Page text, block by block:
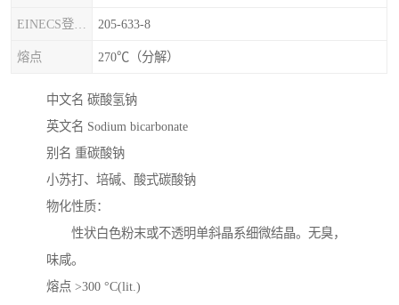
205-633-8
熔点 270℃（分解）
中文名 碳酸氢钠
英文名 Sodium bicarbonate
别名 重碳酸钠
小苏打、培碱、酸式碳酸钠
物化性质：
性状白色粉末或不透明单斜晶系细微结晶。无臭，
味咸。
熔点 >300 °C(lit.)